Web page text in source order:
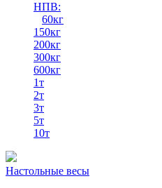
НПВ:
60кг
150кг
200кг
300кг
600кг
1т
2т
3т
5т
10т
Настольные весы